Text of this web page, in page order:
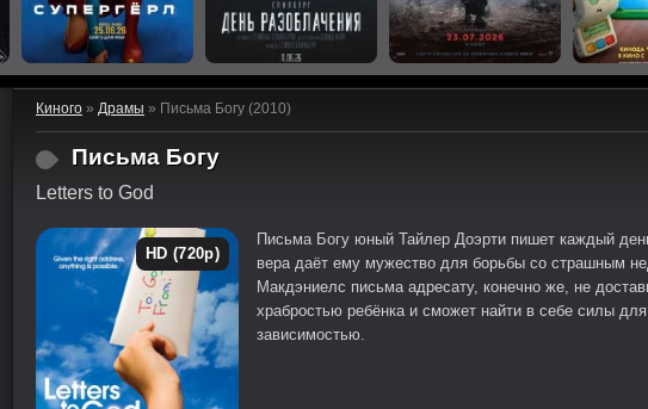
Киного » Драмы » Письма Богу (2010)
Письма Богу
Letters to God
HD (720p)
Письма Богу юный Тайлер Доэрти пишет каждый
вера даёт ему мужество для борьбы со страшным
Макдэниелс письма адресату, конечно же, не
храбростью ребёнка и сможет найти в себе силы
зависимостью.